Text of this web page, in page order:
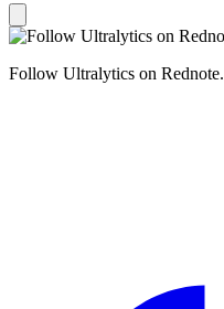
Follow Ultralytics on Rednote.